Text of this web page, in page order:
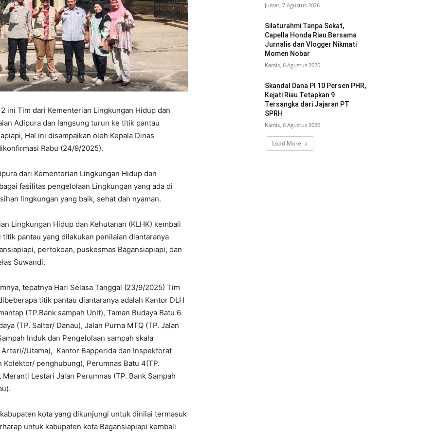
ini Tim dari Kementerian Lingkungan Hidup dan
Adipura dan langsung turun ke titik pantau
Hal ini disampaikan oleh Kepala Dinas
Rabu (24/9/2025).
dari Kementerian Lingkungan Hidup dan
fasilitas pengelolaan Lingkungan yang ada di
lingkungan yang baik, sehat dan nyaman.
Lingkungan Hidup dan Kehutanan (KLHK) kembali
pantau yang dilakukan penilaian diantaranya
pertokoan, puskesmas Bagansiapiapi, dan
Suwandi.
tepatnya Hari Selasa Tanggal (23/9/2025) Tim
titik pantau diantaranya adalah Kantor DLH
(TP.Bank sampah Unit), Taman Budaya Batu 6
(TP. Salter/ Danau), Jalan Purna MTQ (TP. Jalan
Induk dan Pengelolaan sampah skala
Utama), Kantor Bapperida dan Inspektorat
Kolektor/ penghubung), Perumnas Batu 4(TP.
Lestari Jalan Perumnas (TP. Bank Sampah
kota yang dikunjungi untuk dinilai termasuk
untuk kabupaten kota Bagansiapiapi kembali
Jumat, 7 Agustus 2026
Silaturahmi Tanpa Sekat,
Capella Honda Riau Bersama
Jurnalis dan Vlogger Nikmati
Momen Nobar
Kamis, 6 Agustus 2026
Skandal Dana PI 10 Persen PHR,
Kejati Riau Tetapkan 9
Tersangka dari Jajaran PT
SPRH
Kamis, 6 Agustus 2026
Load More